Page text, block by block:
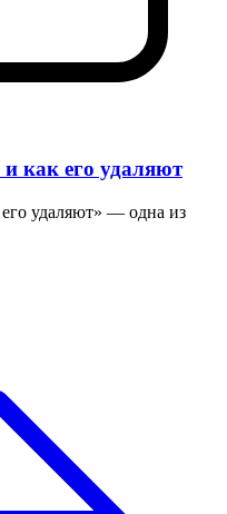
как его удаляют
удаляют» — одна из